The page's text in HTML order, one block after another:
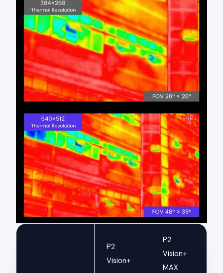
P2
Vision+
P2
Vision+
MAX